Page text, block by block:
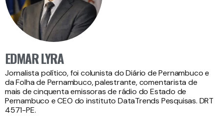
EDMAR LYRA
Jornalista político, foi colunista do Diário de Pernambuco e
da Folha de Pernambuco, palestrante, comentarista de
mais de cinquenta emissoras de rádio do Estado de
Pernambuco e CEO do instituto DataTrends Pesquisas. DRT
4571-PE.